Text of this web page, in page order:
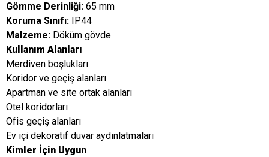
Gömme Derinliği: 65 mm
Koruma Sınıfı: IP44
Malzeme: Döküm gövde
Kullanım Alanları
Merdiven boşlukları
Koridor ve geçiş alanları
Apartman ve site ortak alanları
Otel koridorları
Ofis geçiş alanları
Ev içi dekoratif duvar aydınlatmaları
Kimler İçin Uygun